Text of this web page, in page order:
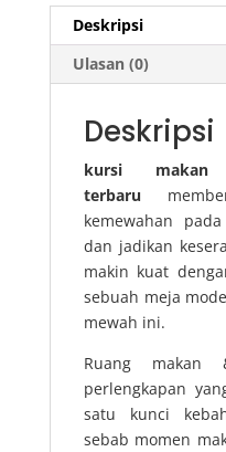
Deskripsi
Ulasan (0)
Deskripsi
kursi makan
terbaru
kemewahan
dan jadikan
makin kuat
sebuah meja
mewah ini.
Ruang
perlengkapan
satu kunci
sebab momen